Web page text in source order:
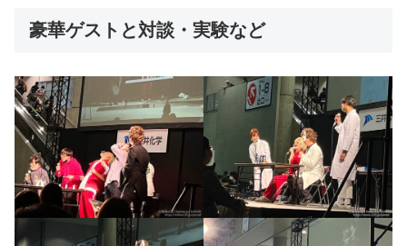
豪華ゲストと対談・実験など